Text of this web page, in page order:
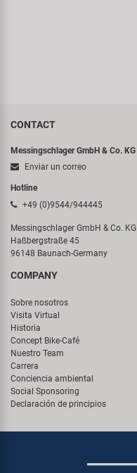
CONTACT
Messingschlager GmbH & Co. KG
Enviar un correo
Hotline
+49 (0)9544/944445
Messingschlager GmbH & Co. KG
Haßbergstraße 45
96148 Baunach-Germany
COMPANY
Sobre nosotros
Visita Virtual
Historia
Concept Bike-Café
Nuestro Team
Carrera
Conciencia ambiental
Social Sponsoring
Declaración de principios